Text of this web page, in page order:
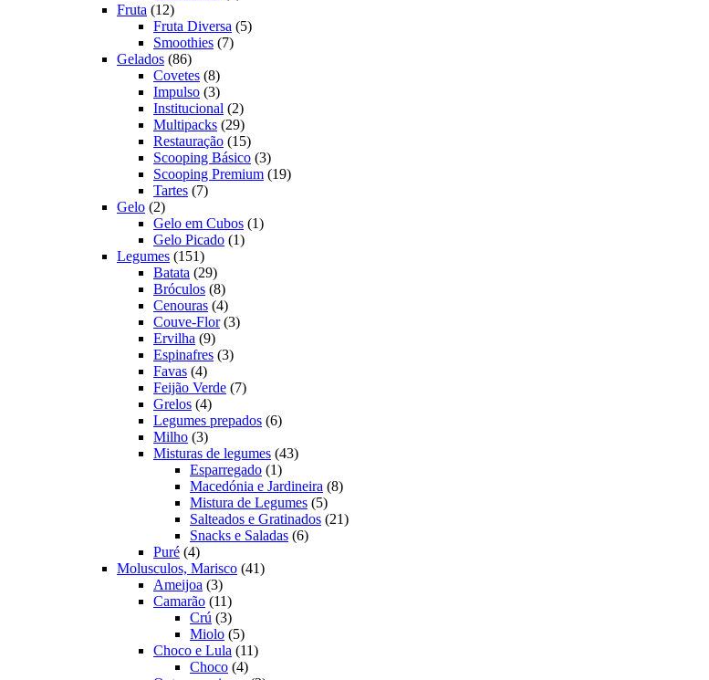
Fruta 1212
produtos
Fruta Diversa 55
Smoothies 77
Gelados 8686
produtos
Covetes 88
produtos
Impulso 33
produtos
Institucional 22
produtos
Multipacks 2929
produtos
Restauração 1515
produtos
Scooping Básico 33
produtos
Scooping Premium 1919
Tartes 77
Gelo 22
produtos
Gelo em Cubos 11
Gelo Picado 11
Legumes 151151
produtos
Batata 2929
produtos
Bróculos 88
produtos
Cenouras 44
produtos
Couve-Flor 33
Ervilha 99
produtos
Espinafres 33
Favas 44
produtos
Feijão Verde 77
Grelos 44
produtos
Legumes prepados 66
Milho 33
produtos
Misturas de legumes 4343
Esparregado 11
produto
Macedónia e Jardineira 88
Mistura de Legumes 55
produtos
Salteados e Gratinados 2121
Snacks e Saladas 66
Puré 44
produtos
Molusculos, Marisco 4141
Ameijoa 33
produtos
Camarão 1111
produtos
Crú 33
produtos
Miolo 55
produtos
Choco e Lula 1111
Choco 44